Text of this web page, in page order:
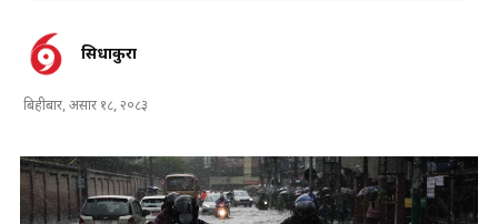
सिधाकुरा
बिहीबार, असार १८, २०८३